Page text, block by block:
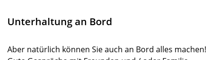
Unterhaltung an Bord
Aber natürlich können Sie auch an Bord alles machen!